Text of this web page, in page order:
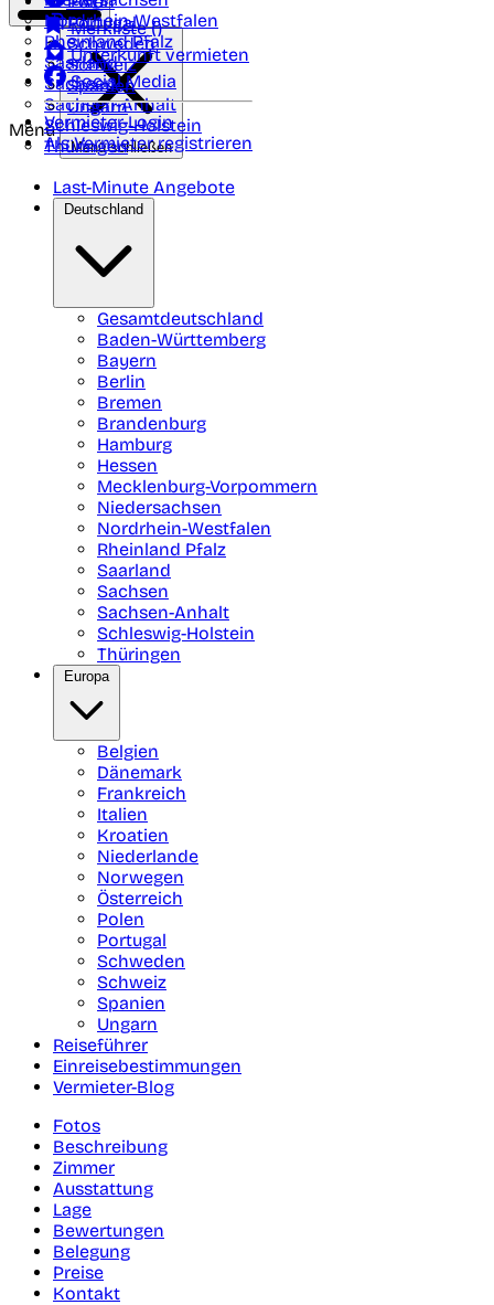
Nordrhein-Westfalen
Rheinland Pfalz
Saarland
Sachsen
Sachsen-Anhalt
Schleswig-Holstein
Thüringen
Portugal
Schweden
Schweiz
Spanien
Ungarn
Merkliste ()
Unterkunft vermieten
Social Media
Vermieter-Login
Als Vermieter registrieren
Menü
Menü schließen
Last-Minute Angebote
Deutschland
Gesamtdeutschland
Baden-Württemberg
Bayern
Berlin
Bremen
Brandenburg
Hamburg
Hessen
Mecklenburg-Vorpommern
Niedersachsen
Nordrhein-Westfalen
Rheinland Pfalz
Saarland
Sachsen
Sachsen-Anhalt
Schleswig-Holstein
Thüringen
Europa
Belgien
Dänemark
Frankreich
Italien
Kroatien
Niederlande
Norwegen
Österreich
Polen
Portugal
Schweden
Schweiz
Spanien
Ungarn
Reiseführer
Einreisebestimmungen
Vermieter-Blog
Fotos
Beschreibung
Zimmer
Ausstattung
Lage
Bewertungen
Belegung
Preise
Kontakt